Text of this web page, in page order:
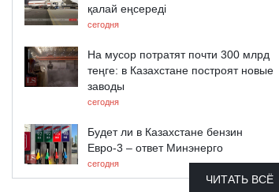
қалай еңсереді
сегодня
На мусор потратят почти 300 млрд
теңге: в Казахстане построят новые
заводы
сегодня
Будет ли в Казахстане бензин
Евро-3 – ответ Минэнерго
сегодня
ЧИТАТЬ ВСЁ